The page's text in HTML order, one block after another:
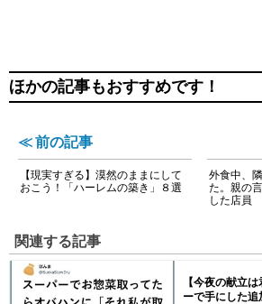
ほかの記事もおすすめです！
≪ 前の記事
【現実すぎる】漠然のままにして
おこう！「ハーレムの築き」８選
外食中、
た。親の
した店員
関連する記事
【今夜の献立
ーで手にした